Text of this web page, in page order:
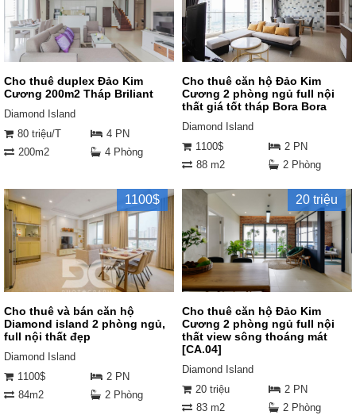
Cho thuê duplex Đảo Kim
Cương 200m2 Tháp Briliant
Diamond Island
80 triệu/T
4 PN
200m2
4 Phòng
Cho thuê căn hộ Đảo Kim
Cương 2 phòng ngủ full nội
thất giá tốt tháp Bora Bora
Diamond Island
1100$
2 PN
88 m2
2 Phòng
1100$
Cho thuê và bán căn hộ
Diamond island 2 phòng ngủ,
full nội thất đẹp
Diamond Island
1100$
2 PN
84m2
2 Phòng
20 triệu
Cho thuê căn hộ Đảo Kim
Cương 2 phòng ngủ full nội
thất view sông thoáng mát
[CA.04]
Diamond Island
20 triệu
2 PN
83 m2
2 Phòng